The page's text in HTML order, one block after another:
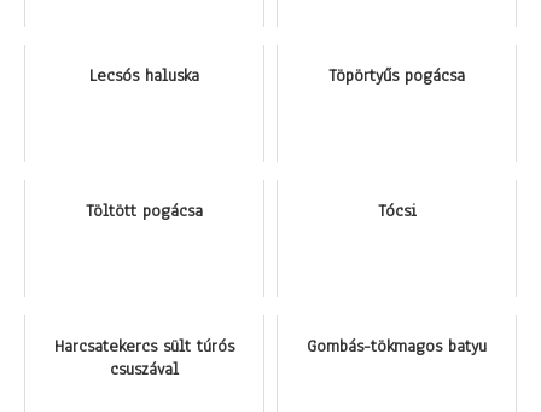
Lecsós haluska Töpörtyűs pogácsa
Töltött pogácsa Tócsi
Harcsatekercs sült túrós
csuszával
Gombás-tökmagos batyu